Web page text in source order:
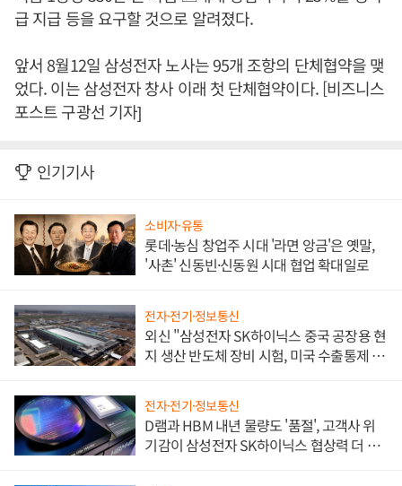
급 지급 등을 요구할 것으로 알려졌다.
앞서 8월12일 삼성전자 노사는 95개 조항의 단체협약을 맺
었다. 이는 삼성전자 창사 이래 첫 단체협약이다. [비즈니스
포스트 구광선 기자]
인기기사
소비자·유통
롯데·농심 창업주 시대 '라면 앙금'은 옛말,
'사촌' 신동빈·신동원 시대 협업 확대일로
전자·전기·정보통신
외신 "삼성전자 SK하이닉스 중국 공장용 현
지 생산 반도체 장비 시험, 미국 수출통제 대
전자·전기·정보통신
D램과 HBM 내년 물량도 '품절', 고객사 위
기감이 삼성전자 SK하이닉스 협상력 더 키